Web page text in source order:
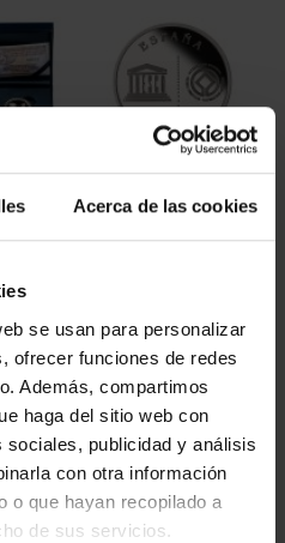
Acerca de las cookies
se usan para personalizar
ofrecer funciones de redes
Además, compartimos
haga del sitio web con
publicidad y análisis
con otra información
o que hayan recopilado a
de sus servicios.
In Stock
TO CART